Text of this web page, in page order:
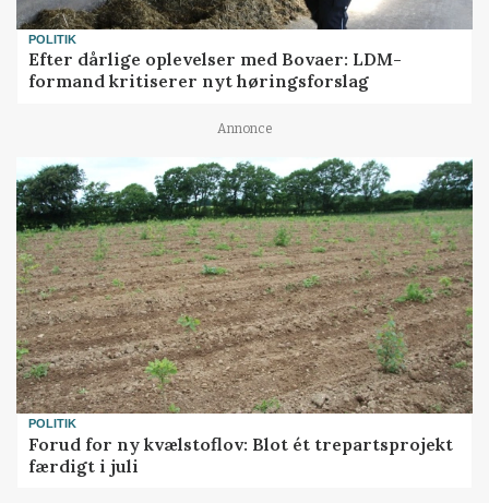
POLITIK
Efter dårlige oplevelser med Bovaer: LDM-
formand kritiserer nyt høringsforslag
Annonce
POLITIK
Forud for ny kvælstoflov: Blot ét trepartsprojekt
færdigt i juli